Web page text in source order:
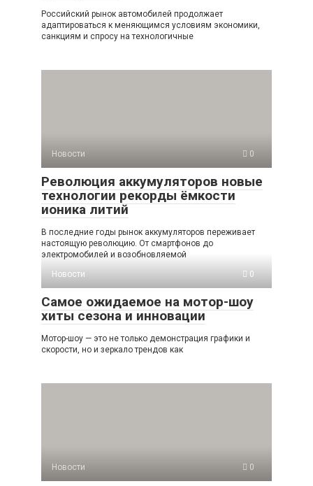
Российский рынок автомобилей продолжает
адаптироваться к меняющимся условиям экономики,
санкциям и спросу на технологичные
Новости 0
Революция аккумуляторов новые
технологии рекорды ёмкости
ионика литий
В последние годы рынок аккумуляторов переживает
настоящую революцию. От смартфонов до
электромобилей и возобновляемой
Новости
0
Самое ожидаемое на мотор-шоу
хиты сезона и инновации
Мотор-шоу — это не только демонстрация графики и
скорости, но и зеркало трендов как
Новости 0